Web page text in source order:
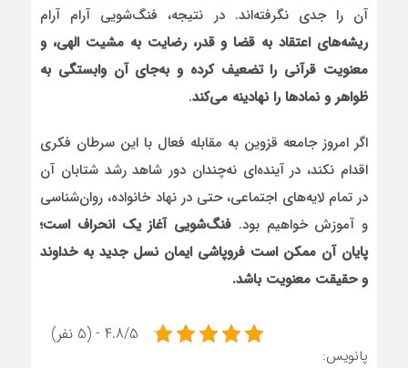
آن را جدی نگرفته‌اند. در نتیجه، فنگ‌شویی آرام آرام
ریشه‌های اعتقاد به قضا و قدر، رضایت به مشیت الهی، و
معنویت قرآنی را تضعیف کرده و به‌جای آن وابستگی به
ظواهر و نمادها را نهادینه می‌کند.
اگر امروز جامعه قزوین به مقابله فعال با این سرطان فکری
اقدام نکند، در آینده‌ای نه‌چندان دور شاهد رشد شتابان آن
در تمام لایه‌های اجتماعی، حتی در نهاد خانواده، روان‌شناسی
و آموزش خواهیم بود. فنگ‌شویی آغاز یک انحراف است؛
پایان آن ممکن است فروپاشی ایمان نسل جدید به خداوند
و حقیقت معنویت باشد.
4.8/5 - (5 نفر)
پانویس: